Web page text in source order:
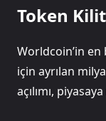
Token
Worldcoin’in en
için ayrılan
açılımı,